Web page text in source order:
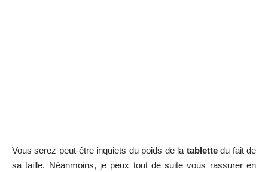
Vous serez peut-être inquiets du poids de la tablettedu fait de
sa taille. Néanmoins, je peux tout de suite vous rassurer en